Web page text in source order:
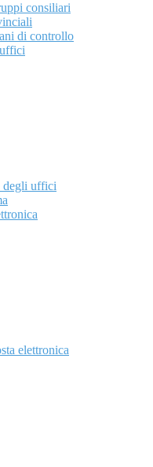
consiliari
di controllo
degli uffici
elettronica